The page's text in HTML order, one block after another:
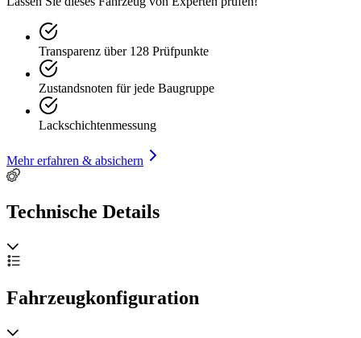
Transparenz über 128 Prüfpunkte
Zustandsnoten für jede Baugruppe
Lackschichtenmessung
Mehr erfahren & absichern
Technische Details
Fahrzeugkonfiguration